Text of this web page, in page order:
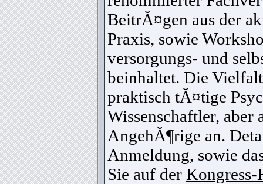
BeitrĂ¤gen aus der
Praxis, sowie
versorgungs- und
beinhaltet. Die
praktisch tĂ¤tige
Wissenschaftler, aber
AngehĂ¶rige an.
Anmeldung, sowie
Sie auf der Kongress-